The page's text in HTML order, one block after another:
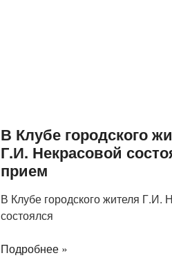
В Клубе городского
Г.И. Некрасовой
прием
В Клубе городского жителя Г.И.
состоялся
Подробнее »